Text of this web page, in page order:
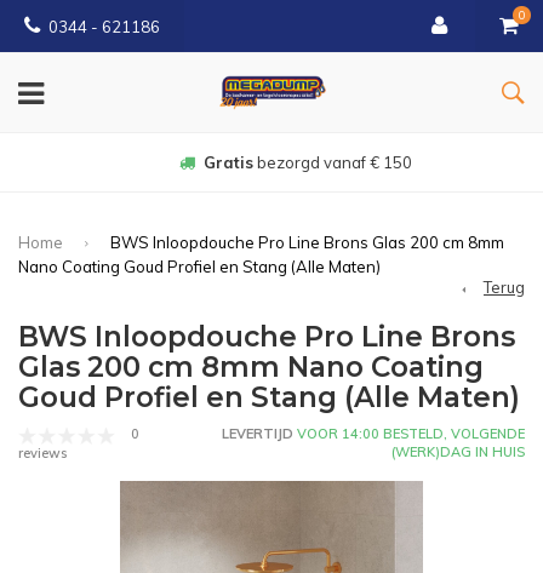
0344 - 621186
0
Gratisbezorgd vanaf € 150
Home
BWS Inloopdouche Pro Line Brons Glas 200 cm 8mm
Nano Coating Goud Profiel en Stang (Alle Maten)
Terug
BWS Inloopdouche Pro Line Brons
Glas 200 cm 8mm Nano Coating
Goud Profiel en Stang (Alle Maten)
0
reviews
LEVERTIJD VOOR 14:00 BESTELD, VOLGENDE
(WERK)DAG IN HUIS